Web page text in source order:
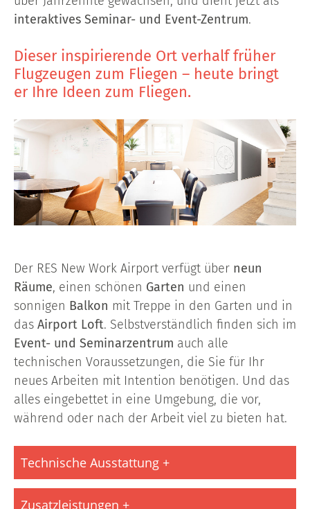
interaktives Seminar- und Event-Zentrum.
Dieser inspirierende Ort verhalf früher
Flugzeugen zum Fliegen – heute bringt
er Ihre Ideen zum Fliegen.
Der RES New Work Airport verfügt über neun
Räume, einen schönen Garten und einen
sonnigen Balkon mit Treppe in den Garten und in
das Airport Loft. Selbstverständlich finden sich im
Event- und Seminarzentrum auch alle
technischen Voraussetzungen, die Sie für Ihr
neues Arbeiten mit Intention benötigen. Und das
alles eingebettet in eine Umgebung, die vor,
während oder nach der Arbeit viel zu bieten hat.
Technische Ausstattung
Zusatzleistungen